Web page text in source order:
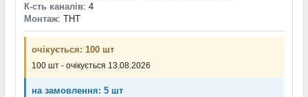
К-сть каналів: 4
Монтаж: THT
очікується: 100 шт
100 шт - очікується 13.08.2026
на замовлення: 5 шт